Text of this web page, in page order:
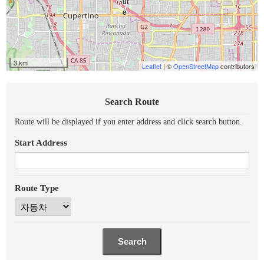
3 km Leaflet| ©OpenStreetMapcontributors
Search Route
Route will be displayed if you enter address and click search button.
Start Address
Route Type